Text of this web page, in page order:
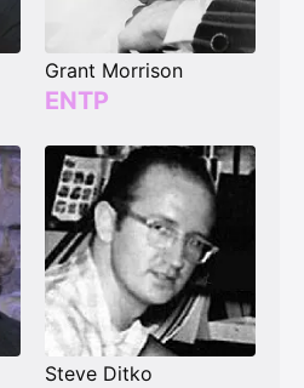
Grant Morrison
ENTP
Steve Ditko